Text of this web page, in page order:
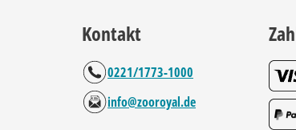
Kontakt
0221/1773-1000
info@zooroyal.de